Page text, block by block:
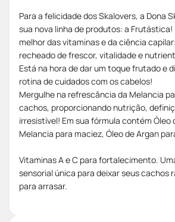
Para a felicidade dos Skalovers, a Dona
sua nova linha de produtos: a Frutástica!
melhor das vitaminas e da ciência
recheado de frescor, vitalidade e
Está na hora de dar um toque frutado e
rotina de cuidados com os cabelos!
Mergulhe na refrescância da Melancia
cachos, proporcionando nutrição,
irresistível! Em sua fórmula contém Óleo
Melancia para maciez, Óleo de Argan
Vitaminas A e C para fortalecimento.
sensorial única para deixar seus cachos
para arrasar.